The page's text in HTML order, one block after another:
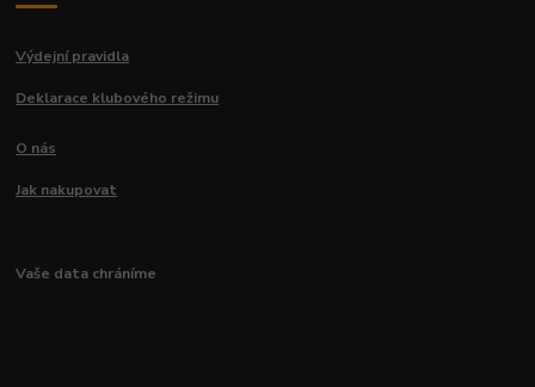
Výdejní pravidla
Deklarace klubového režimu
O nás
Jak nakupovat
Vaše data chráníme